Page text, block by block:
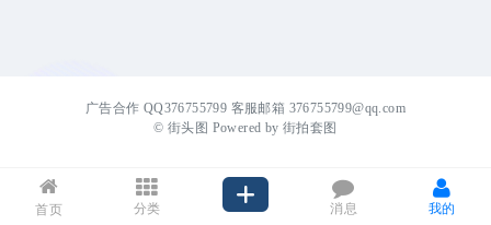
首页 分类 消息 我的
广告合作 QQ376755799 客服邮箱 376755799@qq.com
©街头图 Powered by街拍套图